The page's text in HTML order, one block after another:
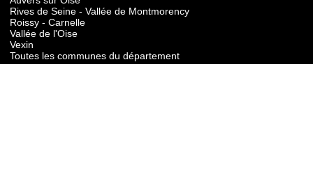
Rives de Seine - Vallée de Montmorency
Roissy - Carnelle
Vallée de l'Oise
Vexin
Toutes les communes du département